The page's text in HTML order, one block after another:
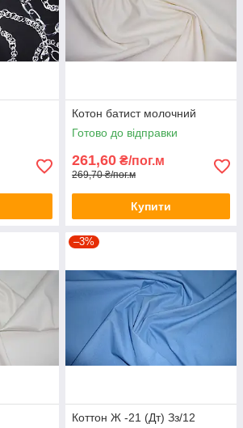
Котон батист молочний
Готово до відправки
261,60 ₴/пог.м
269,70 ₴/пог.м
Купити
–3%
Коттон Ж -21 (Дт) Зз/12